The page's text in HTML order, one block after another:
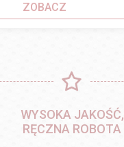
ZOBACZ
WYSOKA JAKOŚĆ,
RĘCZNA ROBOTA